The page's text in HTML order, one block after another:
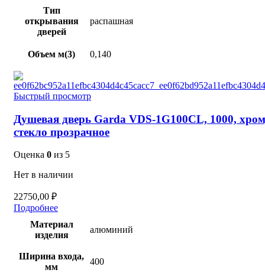
Тип
открывания
дверей
распашная
Объем м(3) 0,140
Быстрый просмотр
Душевая дверь Garda VDS-1G100CL, 1000,
стекло прозрачное
Оценка 0 из 5
Нет в наличии
22750,00 ₽
Подробнее
Материал
изделия
алюминий
Ширина входа,
мм
400